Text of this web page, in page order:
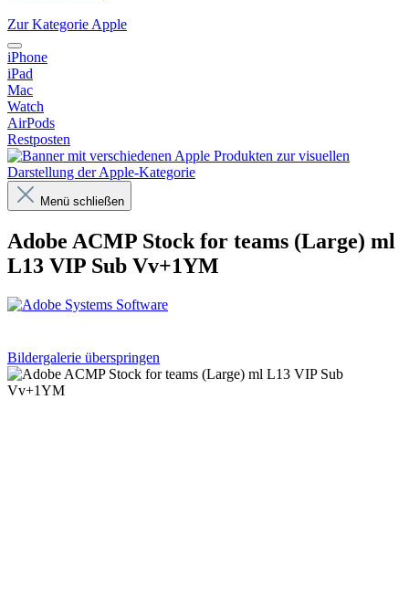
Zur Kategorie Apple
iPhone
iPad
Mac
Watch
AirPods
Restposten
Menü schließen
Adobe ACMP Stock for teams (Large) ml
L13 VIP Sub Vv+1YM
Bildergalerie überspringen